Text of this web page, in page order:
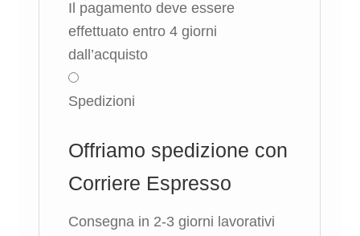
Il pagamento deve essere
effettuato entro 4 giorni
dall’acquisto
Spedizioni
Offriamo spedizione con
Corriere Espresso
Consegna in 2-3 giorni lavorativi